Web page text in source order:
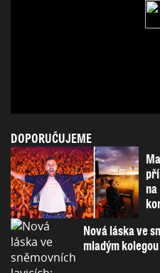
DOPORUČUJEME
Nová láska ve
mladým